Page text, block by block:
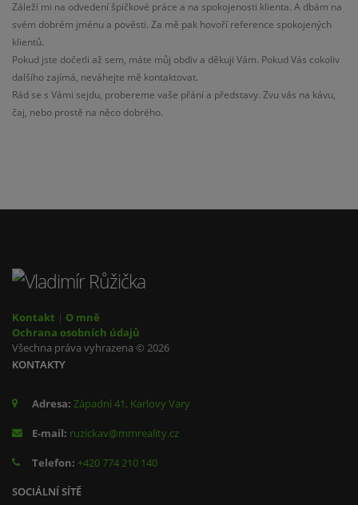
Záleží mi na odvedení špičkové práce a na spokojenosti klienta. A dbám na
svém dobrém jménu a pověsti. Za mě pak hovoří reference spokojených
klientů.
Pokud jste dočetli až sem, máte můj obdiv a děkuji Vám. Pokud Vás cokoliv
dalšího zajímá, neváhejte mě kontaktovat.
Rád se s Vámi sejdu, probereme vaše přání a představy. Zvu vás na kávu,
čaj, nebo prostě na něco dobrého.
Kontakt | O mně
Ochrana osobních údajů
Všechna práva vyhrazena © 2026
KONTAKTY
Adresa: Západní 41, Karlovy Vary
E-mail: ruzickav@mmreality.cz
Telefon: +420 774 210 140
SOCIÁLNÍ SÍTĚ